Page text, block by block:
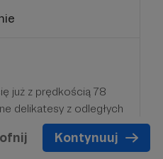
już z prędkością 78
delikatesy z odległych
Patronów Prywatnych i
Kontynuuj